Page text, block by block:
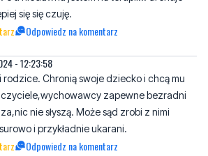
- 12:23:58
Chronią swoje dziecko i chcą mu
nie słyszą. Może sąd zrobi z nimi
i przykładnie ukarani.
Odpowiedz na komentarz
2024 - 13:35:43
ani słowa o tym, żeby sprawę zgłoszono